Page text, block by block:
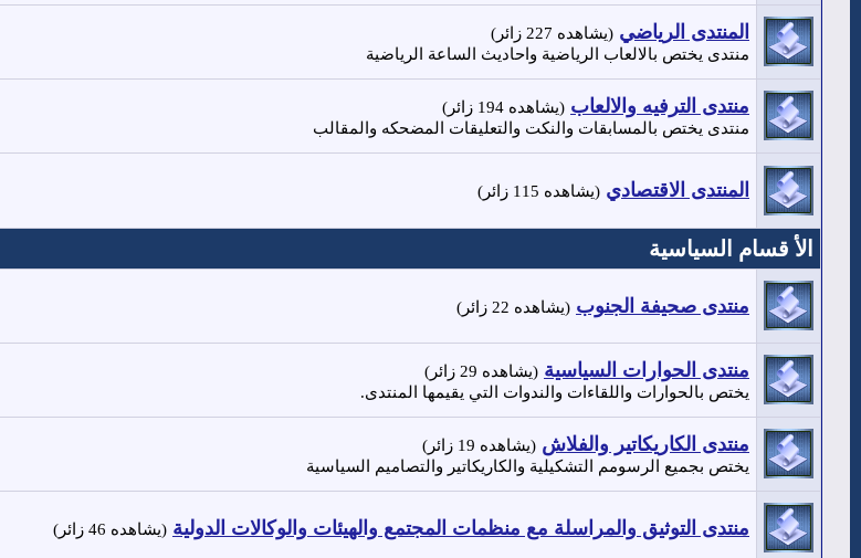
المنتدى الرياضي (يشاهده 227 زائر)
منتدى يختص بالالعاب الرياضية واحاديث الساعة الرياضية
منتدى الترفيه والالعاب (يشاهده 194 زائر)
منتدى يختص بالمسابقات والنكت والتعليقات المضحكه والمقالب
المنتدى الاقتصادي (يشاهده 115 زائر)
الأ قسام السياسية
منتدى صحيفة الجنوب (يشاهده 22 زائر)
منتدى الحوارات السياسية (يشاهده 29 زائر)
يختص بالحوارات واللقاءات والندوات التي يقيمها المنتدى.
منتدى الكاريكاتير والفلاش (يشاهده 19 زائر)
يختص بجميع الرسومم التشكيلية والكاريكاتير والتصاميم السياسية
منتدى التوثيق والمراسلة مع منظمات المجتمع والهيئات والوكالات الدولية (يشاهده 46 زائر)